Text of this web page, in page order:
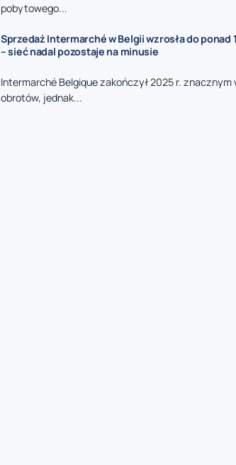
pobytowego...
Sprzedaż Intermarché w Belgii wzrosła do ponad
– sieć nadal pozostaje na minusie
Intermarché Belgique zakończył 2025 r.
obrotów, jednak...